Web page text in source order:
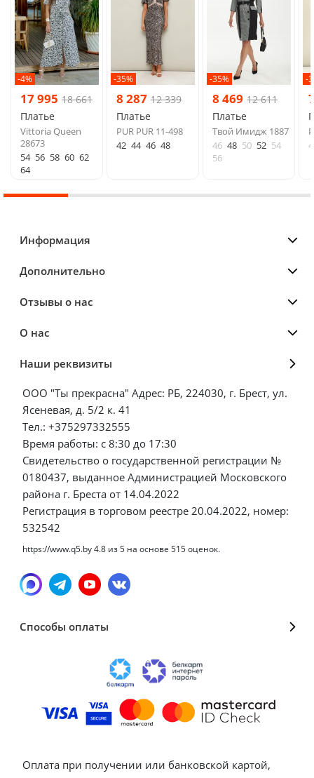
-4%
17 995 18 661
Платье
Vittoria Queen
28673
54 56 58 60 62
64
-35%
8 287 12 339
Платье
PUR PUR 11-498
42 44 46 48
-35%
8 469 12 611
Платье
Твой Имидж 1887
46 48 50 52 54
56
-
Информация
Дополнительно
Отзывы о нас
О нас
Наши реквизиты
ООО "Ты прекрасна" Адрес: РБ, 224030, г. Брест, ул.
Ясеневая, д. 5/2 к. 41
Тел.: +375297332555
Время работы: с 8:30 до 17:30
Свидетельство о государственной регистрации №
0180437, выданное Администрацией Московского
района г. Бреста от 14.04.2022
Регистрация в торговом реестре 20.04.2022, номер:
532542
https://www.q5.by4.8 из5 на основе 515оценок.
Способы оплаты
Оплата при получении или банковской картой,